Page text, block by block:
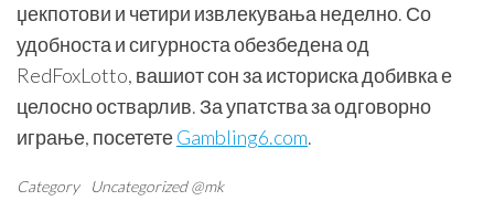
џекпотови и четири извлекувања неделно. Со
удобноста и сигурноста обезбедена од
RedFoxLotto, вашиот сон за историска добивка е
целосно остварлив. За упатства за одговорно
играње, посететеGambling6.com.
Category Uncategorized @mk